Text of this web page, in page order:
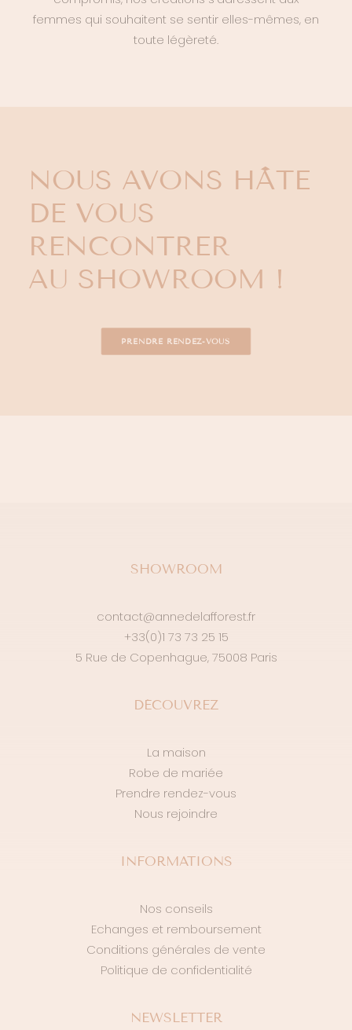
femmes qui souhaitent se sentir elles-mêmes, en
toute légèreté.
NOUS AVONS HÂTE
DE VOUS
RENCONTRER
AU SHOWROOM !
PRENDRE RENDEZ-VOUS
SHOWROOM
contact@annedelafforest.fr
+33(0)1 73 73 25 15
5 Rue de Copenhague, 75008 Paris
DÉCOUVREZ
La maison
Robe de mariée
Prendre rendez-vous
Nous rejoindre
INFORMATIONS
Nos conseils
Echanges et remboursement
Conditions générales de vente
Politique de confidentialité
NEWSLETTER